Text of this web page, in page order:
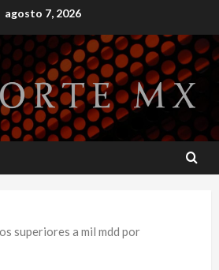
agosto 7, 2026
superiores a mil mdd por